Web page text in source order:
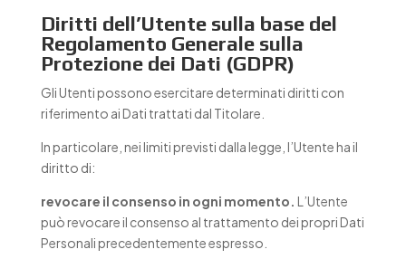
Diritti dell’Utente sulla base del
Regolamento Generale sulla
Protezione dei Dati (GDPR)
Gli Utenti possono esercitare determinati diritti con
riferimento ai Dati trattati dal Titolare.
In particolare, nei limiti previsti dalla legge, l’Utente ha il
diritto di:
revocare il consenso in ogni momento. L’Utente
può revocare il consenso al trattamento dei propri Dati
Personali precedentemente espresso.